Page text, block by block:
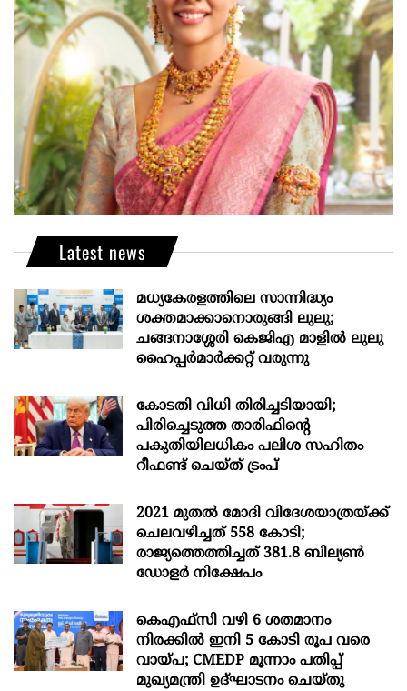
Latest news
മധ്യകേരളത്തിലെ സാന്നിദ്ധ്യം
ശക്തമാക്കാനൊരുങ്ങി ലുലു;
ചങ്ങനാശ്ശേരി കെജിഎ മാളിൽ ലുലു
ഹൈപ്പർമാർക്കറ്റ് വരുന്നു
കോടതി വിധി തിരിച്ചടിയായി;
പിരിച്ചെടുത്ത താരിഫിന്‍റെ
പകുതിയിലധികം പലിശ സഹിതം
റീഫണ്ട് ചെയ്ത് ട്രംപ്
2021 മുതൽ മോദി വിദേശയാത്രയ്ക്ക്
ചെലവഴിച്ചത് 558 കോടി;
രാജ്യത്തെത്തിച്ചത് 381.8 ബില്യൺ
ഡോളർ നിക്ഷേപം
കെഎഫ്സി വഴി 6 ശതമാനം
നിരക്കിൽ ഇനി 5 കോടി രൂപ വരെ
വായ്പ; CMEDP മൂന്നാം പതിപ്പ്
മുഖ്യമന്ത്രി ഉദ്ഘാടനം ചെയ്തു